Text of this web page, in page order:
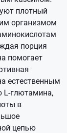
плотный
организмом
порция
помогает
естественным
L-глютамина,
в
цепью